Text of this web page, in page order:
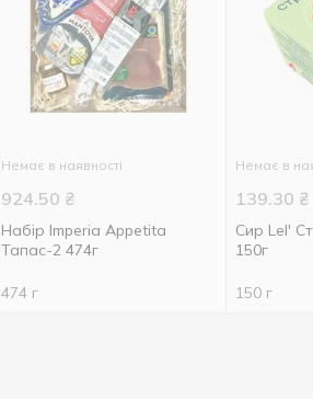
Немає в наявності
924.50 ₴
Набір Imperia Appetita
Тапас-2 474г
474 г
Немає в
139.30 ₴
Сир Lel'
150г
150 г